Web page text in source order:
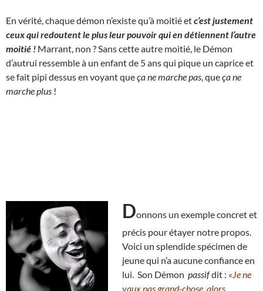
En vérité, chaque démon n’existe qu’à moitié etc’est justement
ceux qui redoutent le plus leur pouvoir qui en détiennent l’autre
moitié ! Marrant, non ? Sans cette autre moitié, le Démon
d’autrui ressemble à un enfant de 5 ans qui pique un caprice et
se fait pipi dessus en voyant queça ne marche pas , queça ne
marche plus !
Donnons un exemple concret et
précis pour étayer notre propos.
Voici un splendide spécimen de
jeune qui n’a aucune confiance en
lui. Son Démon passifdit : «Je ne
vaux pas grand-chose, alors